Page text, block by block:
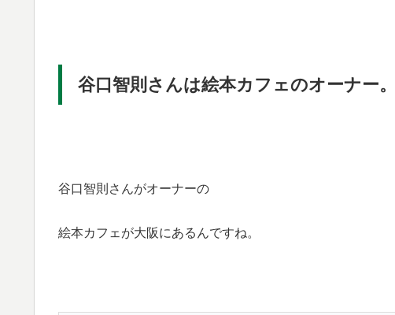
谷口智則さんは絵本カフェのオーナー
谷口智則さんがオーナーの
絵本カフェが大阪にあるんですね。